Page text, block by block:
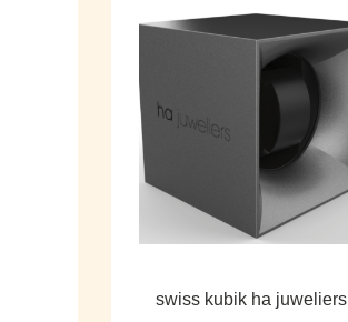
swiss kubik ha juweliers